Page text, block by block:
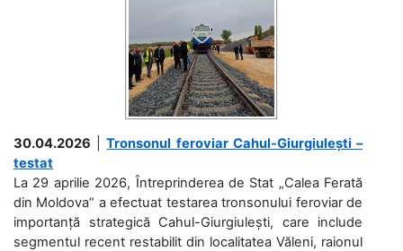
30.04.2026 |Tronsonul feroviar Cahul-Giurgiulești –
testat
La 29 aprilie 2026, Întreprinderea de Stat „Calea Ferată
din Moldova” a efectuat testarea tronsonului feroviar de
importanță strategică Cahul-Giurgiulești, care include
segmentul recent restabilit din localitatea Văleni, raionul